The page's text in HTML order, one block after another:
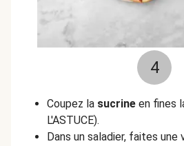
4
Coupez la sucrine en fines
L'ASTUCE).
Dans un saladier, faites une